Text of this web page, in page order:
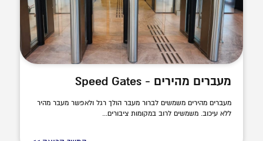
מעברים מהירים - Speed Gates
מעברים מהירים משמשים לברור מעבר הולך רגל ולאפשר מעבר מהיר
ללא עיכוב. משמשים לרוב במקומות ציבורים...